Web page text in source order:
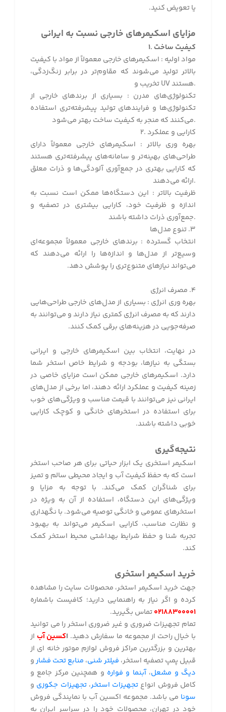
یا تعویض کنید.
مزایای اسکیمرهای خارجی نسبت به ایرانی
۱. کیفیت ساخت
مواد اولیه : اسکیمرهای خارجی معمولاً از مواد با کیفیت
بالاتر تولید می‌شوند که مقاوم‌تر در برابر زنگ‌زدگی،
تخریب و UV هستند.
تکنولوژی‌های مدرن : بسیاری از برندهای خارجی از
تکنولوژی‌ها و فرایندهای تولید پیشرفته‌تری استفاده
می‌کنند که منجر به کیفیت ساخت بهتر می‌شود.
۲. کارایی و عملکرد
بهره وری بالاتر : اسکیمرهای خارجی معمولاً دارای
طراحی‌های بهینه‌تر و سامانه‌های پیشرفته‌تری هستند
که کارایی بهتری در جمع‌آوری آلودگی‌ها و ذرات معلق
ارائه می‌دهند.
ظرفیت بالاتر : این دستگاه‌ها ممکن است نسبت به
اندازه و ظرفیت خود، کارایی بیشتری در تصفیه و
جمع‌آوری ذرات داشته باشند.
۳. تنوع مدل‌ها
انتخاب گسترده : برندهای خارجی معمولاً مجموعه‌ای
وسیع‌تر از مدل‌ها و اندازه‌ها را ارائه می‌دهند که
می‌تواند نیازهای متنوع‌تری را پوشش دهد.
۴. مصرف انرژی
بهره وری انرژی : بسیاری از مدل‌های خارجی طراحی‌هایی
دارند که به مصرف انرژی کمتری نیاز دارند و می‌توانند به
صرفه‌جویی در هزینه‌های برقی کمک کنند.
در نهایت، انتخاب بین اسکیمرهای خارجی و ایرانی
بستگی به نیازها، بودجه و شرایط خاص استخر شما
دارد. اسکیمرهای خارجی ممکن است مزایای خاصی در
زمینه کیفیت و عملکرد ارائه دهند، اما برخی از مدل‌های
ایرانی نیز می‌توانند با قیمت مناسب و ویژگی‌های خوب
برای استفاده در استخرهای خانگی و کوچک کارایی
خوبی داشته باشند.
نتیجه‌گیری
اسکیمر استخری یک ابزار حیاتی برای هر صاحب استخر
است که به حفظ کیفیت آب و ایجاد محیطی سالم و تمیز
برای شناگران کمک می‌کند. با توجه به مزایا و
ویژگی‌های این دستگاه، استفاده از آن به ویژه در
استخرهای عمومی و خانگی توصیه می‌شود. با نگهداری
و نظارت مناسب، کارایی اسکیمر می‌تواند به بهبود
تجربه شنا و حفظ شرایط بهداشتی محیط استخر کمک
کند.
خرید اسکیمر استخری
جهت خرید اسکیمر استخر، محصولات سایت را مشاهده
کرده و اگر نیاز به راهنمایی دارید؛ کافیست باشماره
۰۲۱۸۸۳۰۰۰۰۱تماس بگیرید.
تمام تجهیزات ضروری و غیر ضروری استخر را می توانید
با خیال راحت از مجموعه ما سفارش دهید. اکسین آب از
بهترین و بزرگترین مراکز فروش لوازم موتور خانه ای از
قبیل پمپ تصفیه استخر، فیلتر شنی، منابع تحت فشارو
دیگ و مشعل،آبنما و فواره و همچنین مرکز جامع و
کامل فروش انواع تجهیزات استخر،تجهیزات جکوزی و
سونا می باشد. مجموعه اکسین آب با نمایندگی فروش
خود در تهران، محصولات خود را در سراسر ایران به